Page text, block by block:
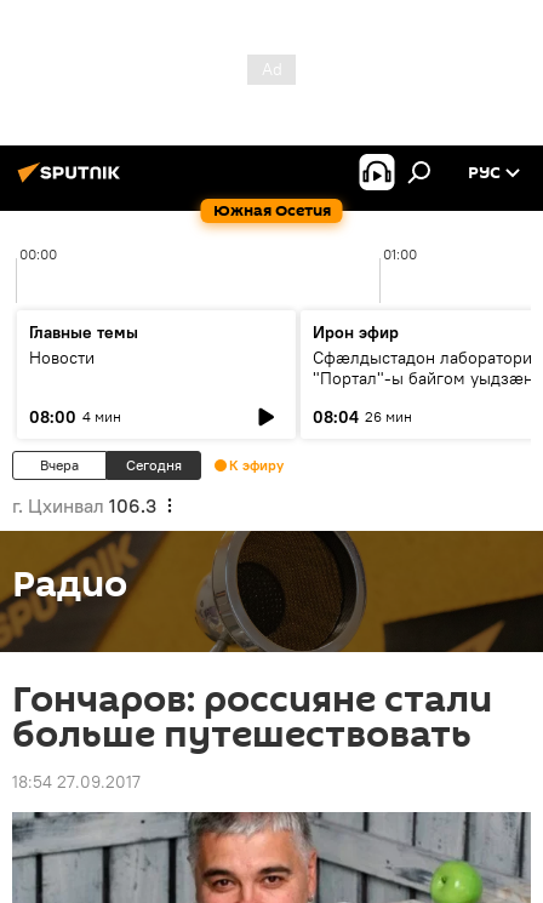
Южная Осетия
РУС
00:00 01:00
Главные темы
Новости
08:00 4 мин
Ирон эфир
Сфæлдыстадон лаборатори
"Портал"-ы байгом уыдзæн
Æхсары куыстыты равдыст
08:04 26 мин
Вчера Сегодня К эфиру
г. Цхинвал 106.3
Радио
Гончаров: россияне стали
больше путешествовать
18:54 27.09.2017